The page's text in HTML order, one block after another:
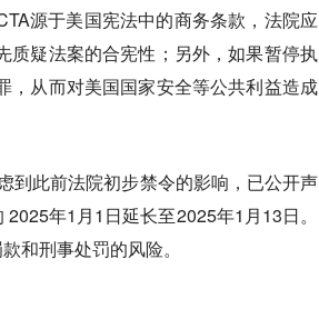
源于美国宪法中的商务条款，法院应
质疑法案的合宪性；另外，如果暂停执
，从而对美国国家安全等公共利益造成
到此前法院初步禁令的影响，已公开声
年1月1日延长至2025年1月13日。
和刑事处罚的风险。